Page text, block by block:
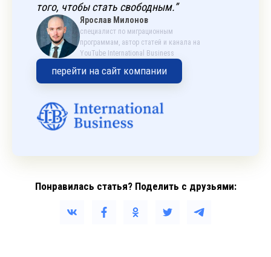
того, чтобы стать свободным.”
Ярослав Милонов
специалист по миграционным
программам, автор статей и канала на
YouTube International Business
перейти на сайт компании
Понравилась статья? Поделить с друзьями: